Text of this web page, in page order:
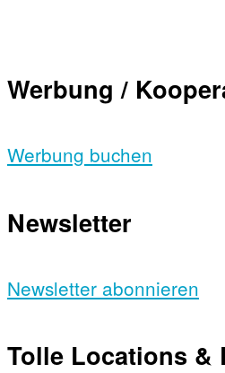
Werbung /
Werbung buchen
Newsletter
Newsletter abonnieren
Tolle Locations &